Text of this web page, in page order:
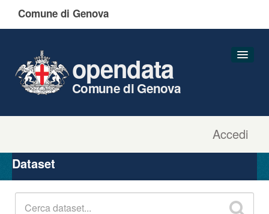
Comune di Genova
Accedi
opendata
Comune di Genova
Organizzazioni
Gruppi
Dataset